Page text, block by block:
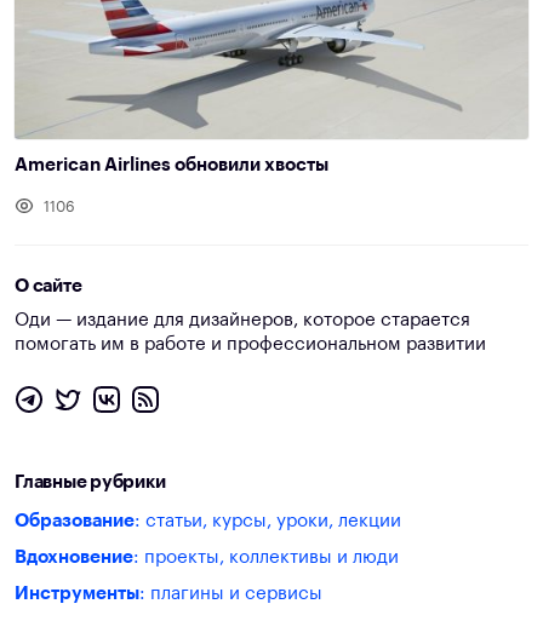
American Airlines обновили хвосты
1106
О сайте
Оди — издание для дизайнеров, которое старается
помогать им в работе и профессиональном развитии
Главные рубрики
Образование: статьи, курсы, уроки, лекции
Вдохновение: проекты, коллективы и люди
Инструменты: плагины и сервисы